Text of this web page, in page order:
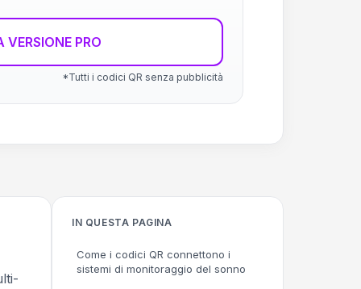
VERSIONE PRO
*Tutti i codici QR senza pubblicità
IN QUESTA PAGINA
Come i codici QR connettono i
sistemi di monitoraggio del sonno